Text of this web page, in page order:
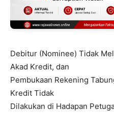
Debitur (Nominee) Tidak
Akad Kredit, dan
Pembukaan Rekening
Kredit Tidak
Dilakukan di Hadapan